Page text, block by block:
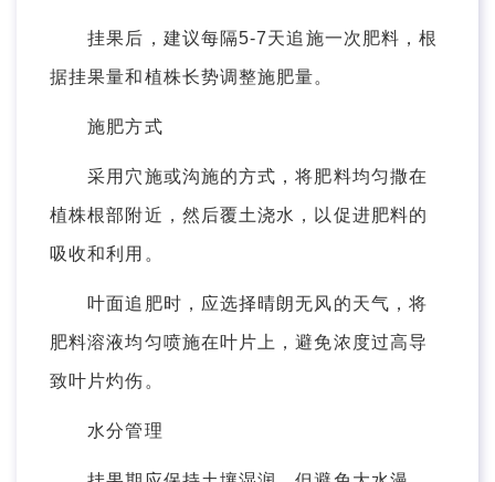
挂果后，建议每隔5-7天追施一次肥料，根
据挂果量和植株长势调整施肥量。
施肥方式
采用穴施或沟施的方式，将肥料均匀撒在
植株根部附近，然后覆土浇水，以促进肥料的
吸收和利用。
叶面追肥时，应选择晴朗无风的天气，将
肥料溶液均匀喷施在叶片上，避免浓度过高导
致叶片灼伤。
水分管理